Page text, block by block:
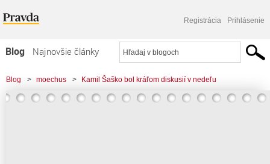
Registrácia Prihlásenie
Blog
Najnovšie články
Najčítanejšie články
Najkomentovanejšie články
Blog > moechus > Kamil Šaško bol kráľom diskusií v nedeľu